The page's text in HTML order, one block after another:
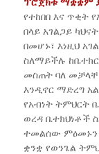
የተከበበ እና ጥቂት
በላይ አገልጋይ
በመሆኑ፣ እነዚህ
ስለማይችሉ
መስጠት ባለ
እንዲኖር ማድረግ
የአብነት
ወረዳ
ተመልሰው ምዕመኑን
ቋንቋ የወንጌል